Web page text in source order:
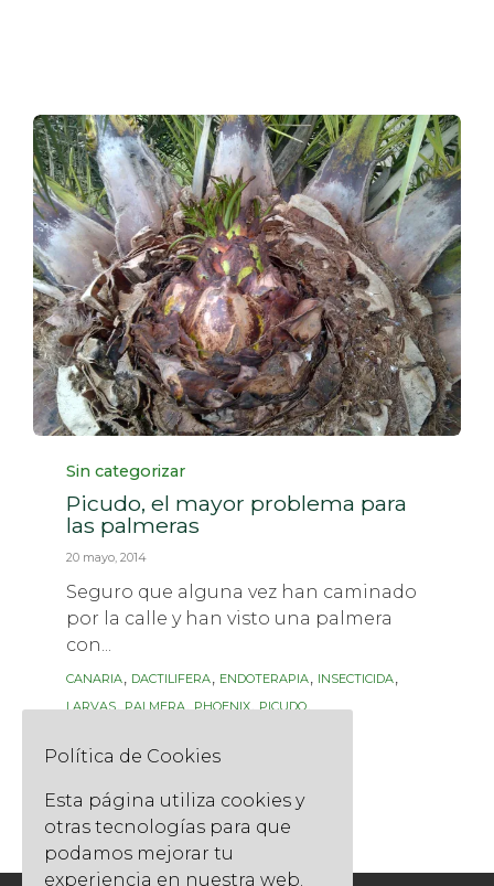
Category
Sin categorizar
Picudo, el mayor problema para
las palmeras
20 mayo, 2014
Seguro que alguna vez han caminado
por la calle y han visto una palmera
con...
Tags
CANARIA, DACTILIFERA, ENDOTERAPIA, INSECTICIDA,
LARVAS,PALMERA,PHOENIX,PICUDO,
Política de Cookies
Esta página utiliza cookies y
otras tecnologías para que
podamos mejorar tu
experiencia en nuestra web.